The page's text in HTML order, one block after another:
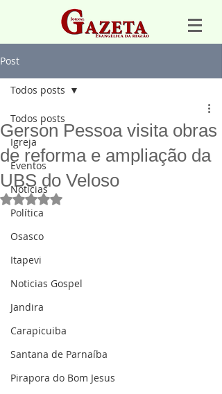
Post
Todos posts
Igreja
Eventos
Notícias
Política
Osasco
Itapevi
Noticias Gospel
Jandira
Carapicuiba
Santana de Parnaíba
Pirapora do Bom Jesus
Todos posts
Gerson Pessoa visita obras
de reforma e ampliação da
UBS do Veloso
Avaliado com NaN de 5 estrelas.